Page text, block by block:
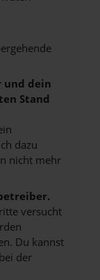
und dein
Stand
dazu
nicht mehr
versucht
Du kannst
der